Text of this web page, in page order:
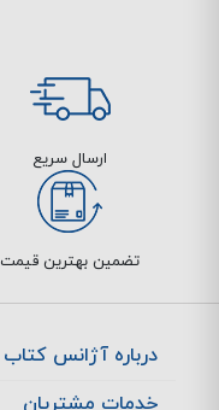
ارسال سریع
تضمین بهترین قیمت
درباره آژانس کتاب
آژانس بوک در یک نگاه
خدمات مشتریان